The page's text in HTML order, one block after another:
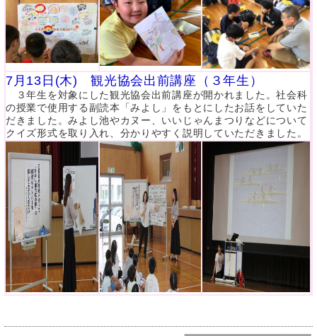
7月13日(木) 観光協会出前講座（３年生）
３年生を対象にした観光協会出前講座が開かれました。社会科
の授業で使用する副読本「みよし」をもとにしたお話をしていた
だきました。みよし池やカヌー、いいじゃんまつりなどについて
クイズ形式を取り入れ、分かりやすく説明していただきました。